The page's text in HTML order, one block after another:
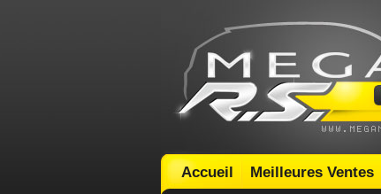
Accueil Meilleures Ventes